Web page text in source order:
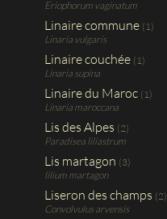
Eriophorum vaginatum
Linaire commune (1)
Linaria vulgaris
Linaire couchée (1)
Linaria supina
Linaire du Maroc (1)
Linaria maroccana
Lis des Alpes (2)
Paradisea liliastrum
Lis martagon (3)
lilium martagon
Liseron des champs (2)
Convolvulus arvensis